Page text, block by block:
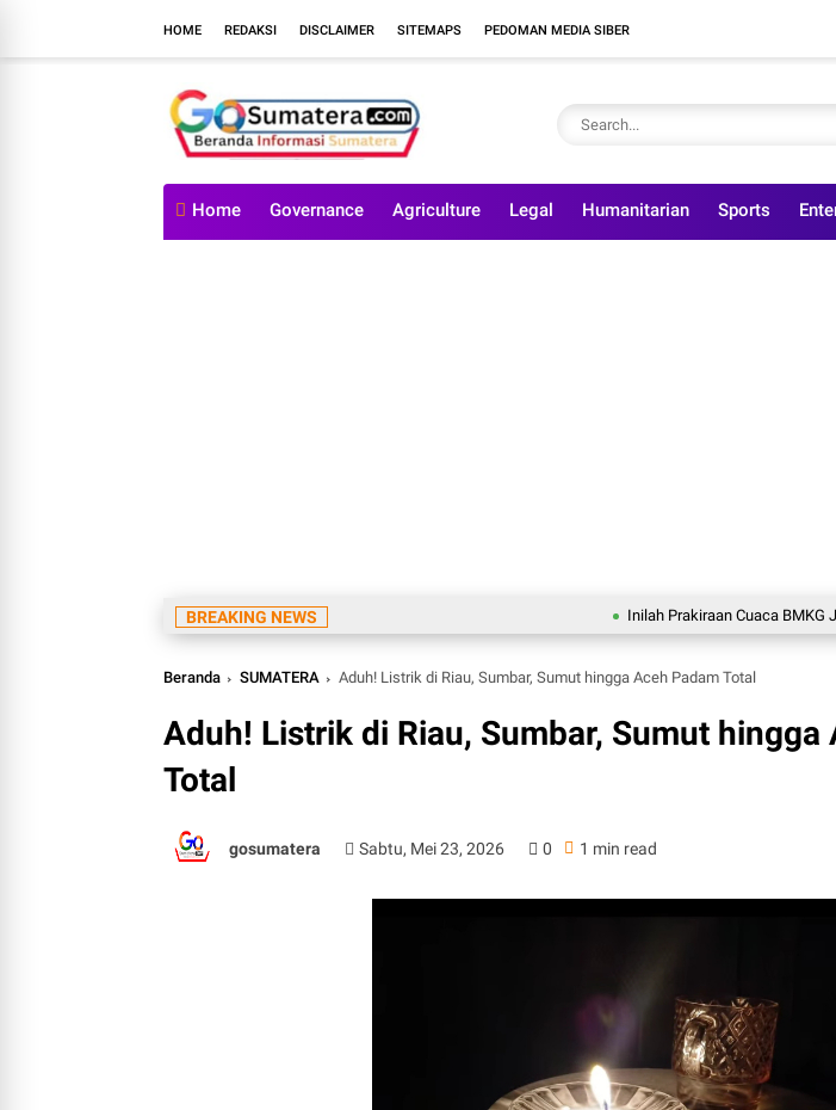
HOME REDAKSI DISCLAIMER SITEMAPS PEDOMAN MEDIA SIBER
Home Governance Agriculture Legal Humanitarian Sports
BREAKING NEWS Inilah Prakiraan Cuaca BMKG Jumat,
Beranda SUMATERA Aduh! Listrik di Riau, Sumbar, Sumut hingga Aceh Padam Total
Aduh! Listrik di Riau, Sumbar, Sumut hingga
Total
gosumatera Sabtu, Mei 23, 2026 0 1 min read